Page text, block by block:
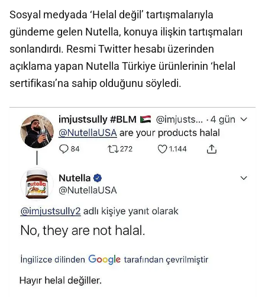
Sosyal medyada ‘Helal değil’ tartışmalarıyla
gündeme gelen Nutella, konuya ilişkin tartışmaları
sonlandırdı. Resmi Twitter hesabı üzerinden
açıklama yapan Nutella Türkiye ürünlerinin ‘helal
sertifikası’na sahip olduğunu söyledi.